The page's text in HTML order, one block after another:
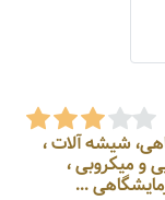
آزمایشگاهی، شیشه آلات ،
و میکروبی ،
...